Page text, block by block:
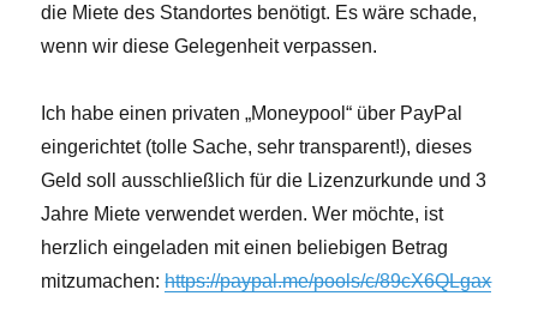
die Miete des Standortes benötigt. Es wäre schade,
wenn wir diese Gelegenheit verpassen.
Ich habe einen privaten „Moneypool“ über PayPal
eingerichtet (tolle Sache, sehr transparent!), dieses
Geld soll ausschließlich für die Lizenzurkunde und 3
Jahre Miete verwendet werden. Wer möchte, ist
herzlich eingeladen mit einen beliebigen Betrag
mitzumachen:https://paypal.me/pools/c/89cX6QLgax